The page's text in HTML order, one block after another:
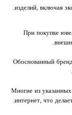
изделий, включая
При покупке
Обоснованный
Многие из
интернет, что